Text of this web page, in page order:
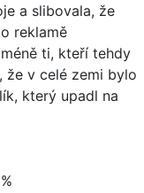
a slibovala, že
reklamě
ti, kteří tehdy
že v celé zemi bylo
který upadl na